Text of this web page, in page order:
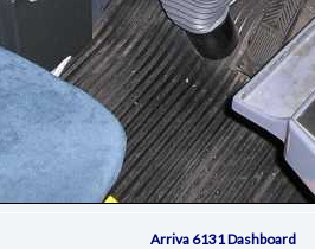
Arriva 6131 Dashboard